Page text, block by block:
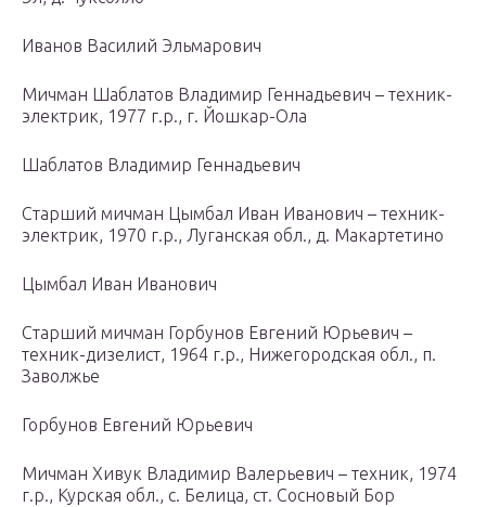
Иванов Василий Эльмарович
Мичман Шаблатов Владимир Геннадьевич – техник-
электрик, 1977 г.р., г. Йошкар-Ола
Шаблатов Владимир Геннадьевич
Старший мичман Цымбал Иван Иванович – техник-
электрик, 1970 г.р., Луганская обл., д. Макартетино
Цымбал Иван Иванович
Старший мичман Горбунов Евгений Юрьевич –
техник-дизелист, 1964 г.р., Нижегородская обл., п.
Заволжье
Горбунов Евгений Юрьевич
Мичман Хивук Владимир Валерьевич – техник, 1974
г.р., Курская обл., с. Белица, ст. Сосновый Бор